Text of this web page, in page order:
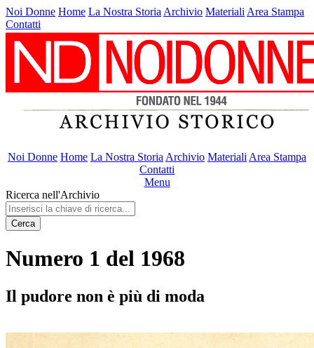
Noi Donne Home La Nostra Storia Archivio Materiali Area Stampa
Contatti
Noi Donne Home La Nostra Storia Archivio Materiali Area Stampa
Contatti
Menu
Ricerca nell'Archivio
Cerca
Numero 1 del 1968
Il pudore non è più di moda